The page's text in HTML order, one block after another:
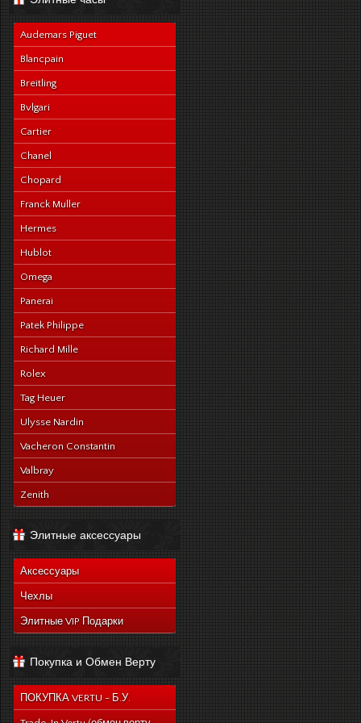
Audemars Piguet
Blancpain
Breitling
Bvlgari
Cartier
Chanel
Chopard
Franck Muller
Hermes
Hublot
Omega
Panerai
Patek Philippe
Richard Mille
Rolex
Tag Heuer
Ulysse Nardin
Vacheron Constantin
Valbray
Zenith
Элитные аксессуары
Аксессуары
Чехлы
Элитные VIP Подарки
Покупка и Обмен Верту
ПОКУПКА VERTU - Б.У.